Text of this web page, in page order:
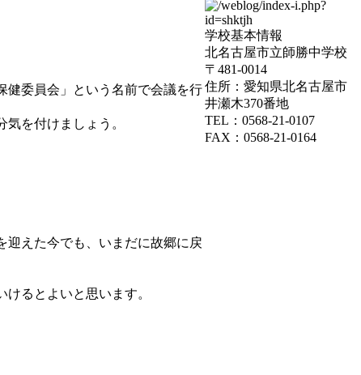
委員会」という名前で会議を行
を付けましょう。
えた今でも、いまだに故郷に戻
るとよいと思います。
学校基本情報
北名古屋市立師勝中学校
〒481-0014
住所：愛知県北名古屋市
井瀬木370番地
TEL：0568-21-0107
FAX：0568-21-0164